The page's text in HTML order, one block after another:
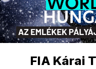
FIA Kárai